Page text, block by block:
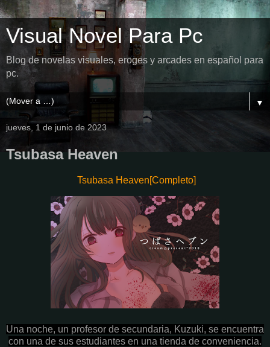
Visual Novel Para Pc
Blog de novelas visuales, eroges y arcades en español para
pc.
▼
jueves, 1 de junio de 2023
Tsubasa Heaven
Tsubasa Heaven[Completo]
Una noche, un profesor de secundaria, Kuzuki, se encuentra
con una de sus estudiantes en una tienda de conveniencia.